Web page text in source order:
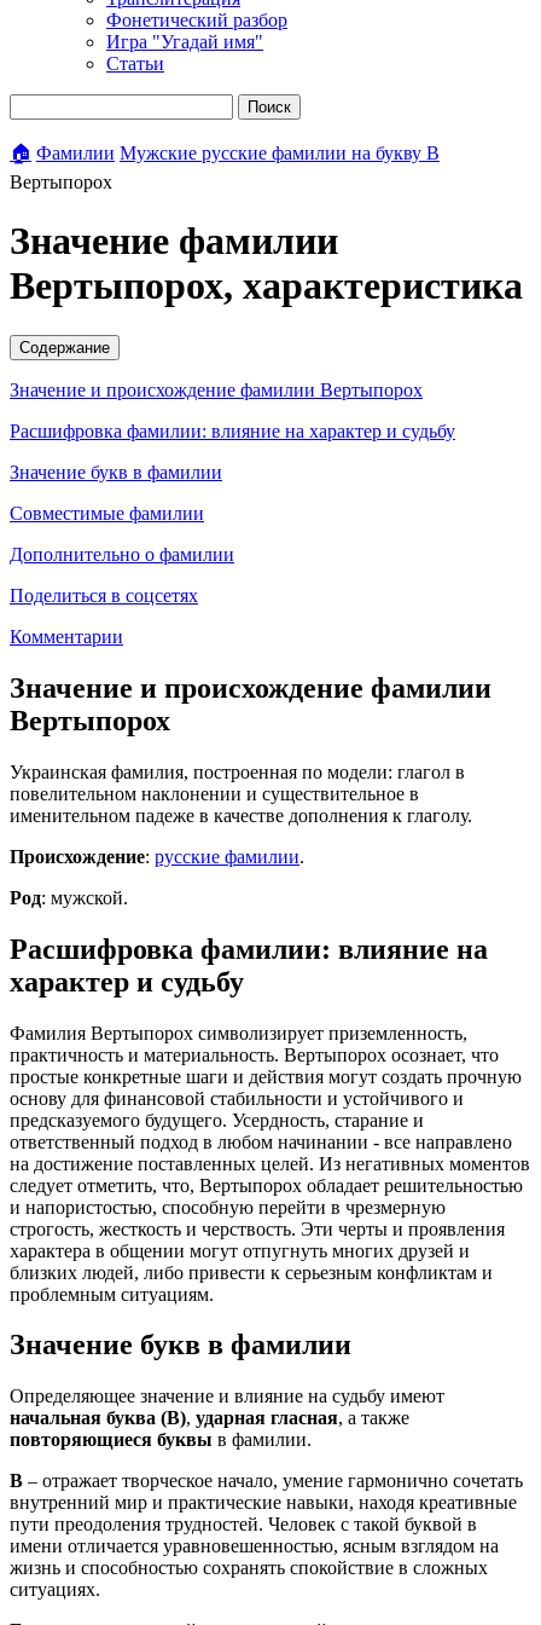
Фонетический разбор
Игра "Угадай имя"
Статьи
Поиск
🏠 Фамилии Мужские русские фамилии на букву В
Вертыпорох
Значение фамилии
Вертыпорох, характеристика
Содержание
Значение и происхождение фамилии Вертыпорох
Расшифровка фамилии: влияние на характер и судьбу
Значение букв в фамилии
Совместимые фамилии
Дополнительно о фамилии
Поделиться в соцсетях
Комментарии
Значение и происхождение фамилии
Вертыпорох
Украинская фамилия, построенная по модели: глагол в
повелительном наклонении и существительное в
именительном падеже в качестве дополнения к глаголу.
Происхождение: русские фамилии.
Род: мужской.
Расшифровка фамилии: влияние на
характер и судьбу
Фамилия Вертыпорох символизирует приземленность,
практичность и материальность. Вертыпорох осознает, что
простые конкретные шаги и действия могут создать прочную
основу для финансовой стабильности и устойчивого и
предсказуемого будущего. Усердность, старание и
ответственный подход в любом начинании - все направлено
на достижение поставленных целей. Из негативных моментов
следует отметить, что, Вертыпорох обладает решительностью
и напористостью, способную перейти в чрезмерную
строгость, жесткость и черствость. Эти черты и проявления
характера в общении могут отпугнуть многих друзей и
близких людей, либо привести к серьезным конфликтам и
проблемным ситуациям.
Значение букв в фамилии
Определяющее значение и влияние на судьбу имеют
начальная буква (В), ударная гласная, а также
повторяющиеся буквы в фамилии.
В – отражает творческое начало, умение гармонично сочетать
внутренний мир и практические навыки, находя креативные
пути преодоления трудностей. Человек с такой буквой в
имени отличается уравновешенностью, ясным взглядом на
жизнь и способностью сохранять спокойствие в сложных
ситуациях.